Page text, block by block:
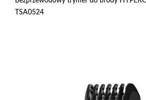
TSA0524